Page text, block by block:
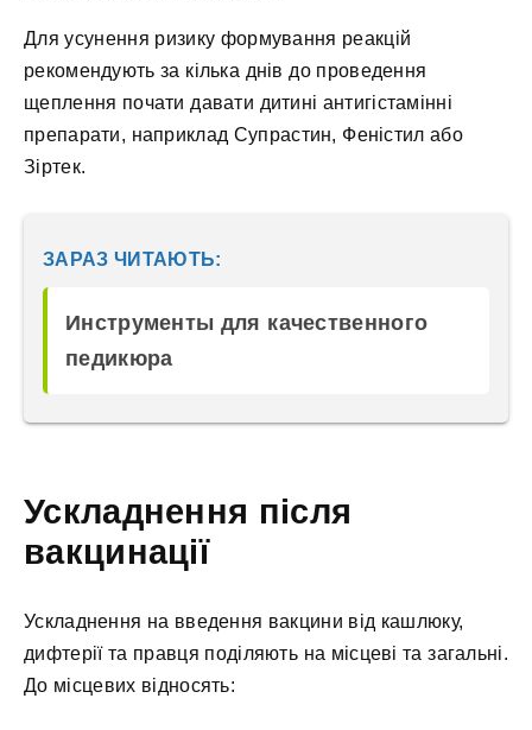
Для усунення ризику формування реакцій
рекомендують за кілька днів до проведення
щеплення почати давати дитині антигістамінні
препарати, наприклад Супрастин, Феністил або
Зіртек.
ЗАРАЗ ЧИТАЮТЬ:
Инструменты для качественного
педикюра
Ускладнення після
вакцинації
Ускладнення на введення вакцини від кашлюку,
дифтерії та правця поділяють на місцеві та загальні.
До місцевих відносять: